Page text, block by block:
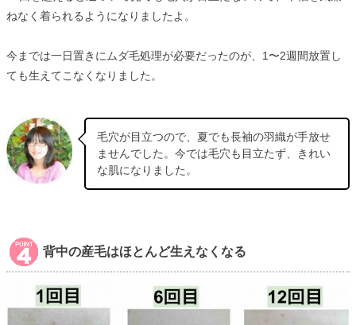
ねなく着られるようになりましたよ。
今までは一日置きにムダ毛処理が必要だったのが、1〜2週間放置し
ても生えてこなくなりました。
毛穴が目立つので、夏でも長袖の羽織が手放せ
ませんでした。今では毛穴も目立たず、きれい
な肌になりました。
背中の産毛はほとんど生えなくなる